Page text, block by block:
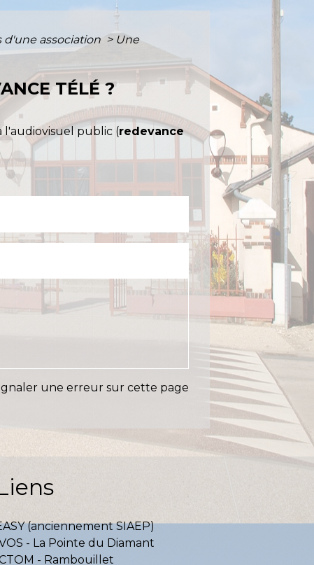
association > Une
TÉLÉ ?
l'audiovisuel public (redevance
une erreur sur cette page
(anciennement SIAEP)
- La Pointe du Diamant
- Rambouillet